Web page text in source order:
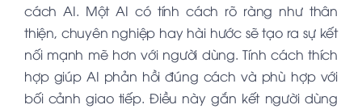
cách AI. Một AI có tính cách rõ ràng như thân
thiện, chuyên nghiệp hay hài hước sẽ tạo ra sự kết
nối mạnh mẽ hơn với người dùng. Tính cách thích
hợp giúp AI phản hồi đúng cách và phù hợp với
bối cảnh giao tiếp. Điều này gắn kết người dùng